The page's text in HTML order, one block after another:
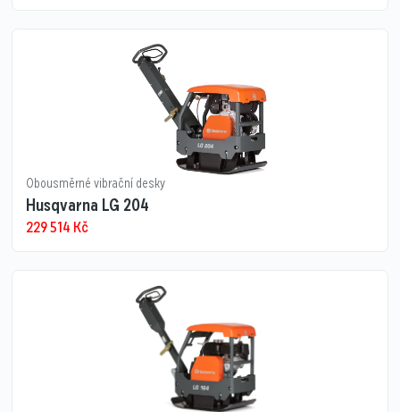
Obousměrné vibrační desky
Husqvarna LG 204
229 514 Kč